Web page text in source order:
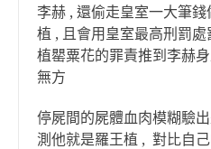
李赫 , 還偷走皇室一大筆
植 , 且會用皇室最高刑罰
植罌粟花的罪責推到李赫
無方
停屍間的屍體血肉模糊驗
測他就是羅王植 , 對比自